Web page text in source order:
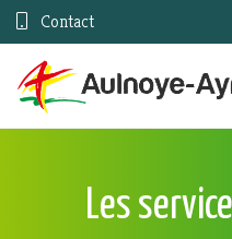
Contact
Les